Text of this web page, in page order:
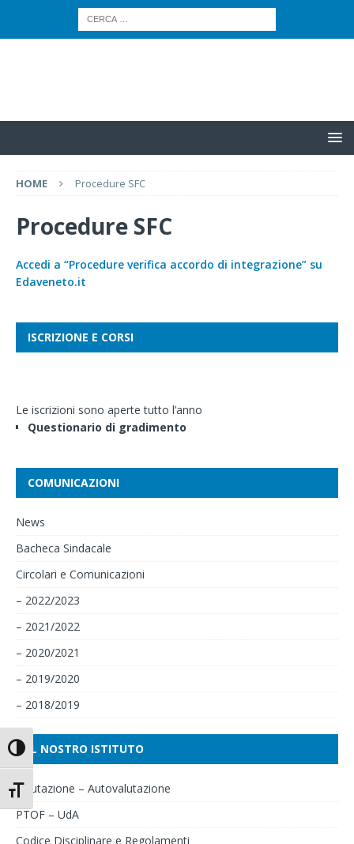
Attiva/disattiva alto contrasto
Attiva/disattiva dimensione testo
HOME Procedure SFC
Procedure SFC
Accedi a “Procedure verifica accordo di integrazione” su
Edaveneto.it
ISCRIZIONE E CORSI
Le iscrizioni sono aperte tutto l’anno
Questionario di gradimento
COMUNICAZIONI
News
Bacheca Sindacale
Circolari e Comunicazioni
– 2022/2023
– 2021/2022
– 2020/2021
– 2019/2020
– 2018/2019
IL NOSTRO ISTITUTO
Valutazione – Autovalutazione
PTOF – UdA
Codice Disciplinare e Regolamenti